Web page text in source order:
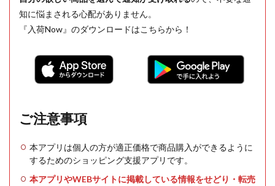
知に悩まされる心配がありません。
『入荷Now』のダウンロードはこちらから！
ご注意事項
本アプリは個人の方が適正価格で商品購入ができるように
するためのショッピング支援アプリです。
本アプリやWEBサイトに掲載している情報をせどり・転売